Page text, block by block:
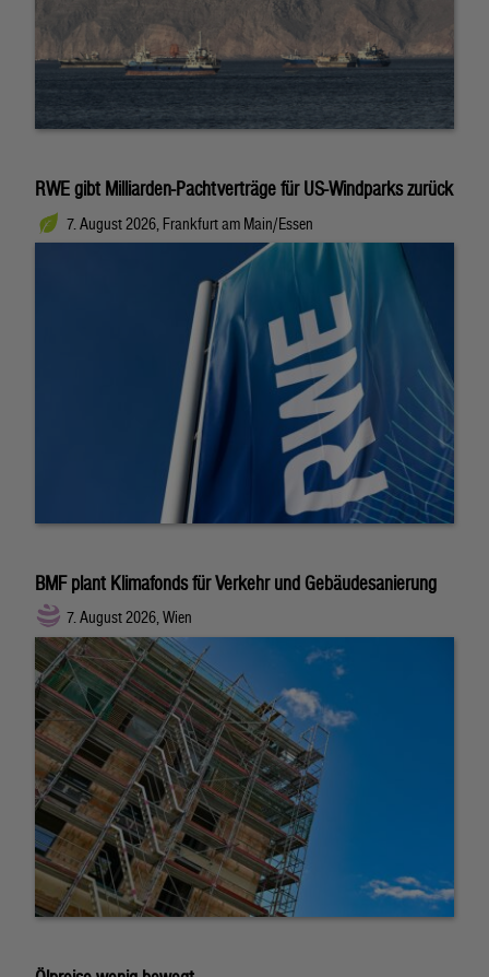
RWE gibt Milliarden-Pachtverträge für US-Windparks zurück
7. August 2026, Frankfurt am Main/Essen
BMF plant Klimafonds für Verkehr und Gebäudesanierung
7. August 2026, Wien